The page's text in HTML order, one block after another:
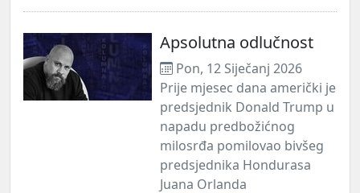
Apsolutna odlučnost
Pon, 12 Siječanj 2026
Prije mjesec dana američki je
predsjednik Donald Trump u
napadu predbožićnog
milosrđa pomilovao bivšeg
predsjednika Hondurasa
Juana Orlanda